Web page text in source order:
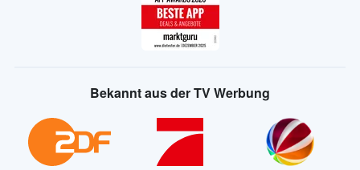
Bekannt aus der TV Werbung